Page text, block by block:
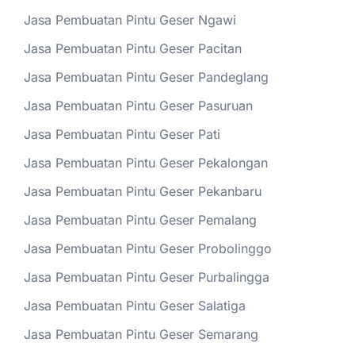
Jasa Pembuatan Pintu Geser Ngawi
Jasa Pembuatan Pintu Geser Pacitan
Jasa Pembuatan Pintu Geser Pandeglang
Jasa Pembuatan Pintu Geser Pasuruan
Jasa Pembuatan Pintu Geser Pati
Jasa Pembuatan Pintu Geser Pekalongan
Jasa Pembuatan Pintu Geser Pekanbaru
Jasa Pembuatan Pintu Geser Pemalang
Jasa Pembuatan Pintu Geser Probolinggo
Jasa Pembuatan Pintu Geser Purbalingga
Jasa Pembuatan Pintu Geser Salatiga
Jasa Pembuatan Pintu Geser Semarang